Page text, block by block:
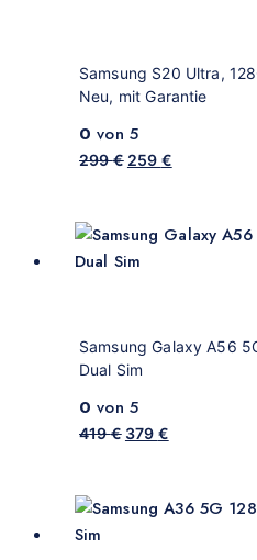
Samsung S20 Ultra,
Neu, mit Garantie
0 von 5
299€ 259 €
Samsung Galaxy A56
Dual Sim
0 von 5
419€ 379 €